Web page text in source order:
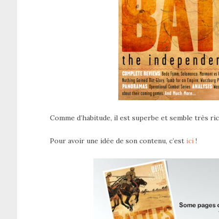
Comme d’habitude, il est superbe et semble très
Pour avoir une idée de son contenu, c’est ici !